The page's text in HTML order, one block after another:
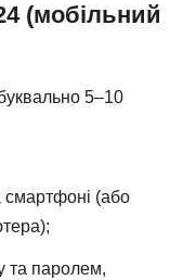
(мобільний
5–10
смартфоні (або
та паролем,